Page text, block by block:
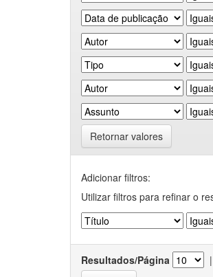
Retornar valores
Adicionar filtros:
Utilizar filtros para refinar o
Resultados/Página |